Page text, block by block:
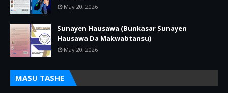
May 20, 2026
Sunayen Hausawa (Bunkasar Sunayen
Hausawa Da Makwabtansu)
May 20, 2026
MASU TASHE